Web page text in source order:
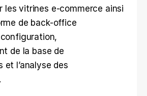
les vitrines e-commerce ainsi
de back-office
de la base de
et l’analyse des